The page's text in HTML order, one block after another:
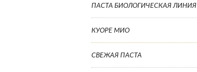
ПАСТА БИОЛОГИЧЕСКАЯ ЛИНИЯ
КУОРЕ МИО
СВЕЖАЯ ПАСТА